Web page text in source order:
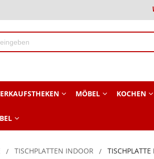
MÖBEL KOCHEN
TISCHPLATTEN INDOOR